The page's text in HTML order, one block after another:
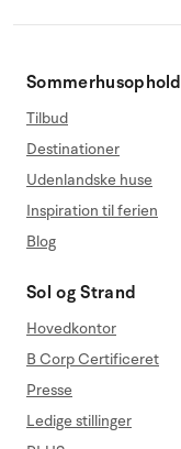
Sommerhusophold
Tilbud
Destinationer
Udenlandske huse
Inspiration til ferien
Blog
Sol og Strand
Hovedkontor
B Corp Certificeret
Presse
Ledige stillinger